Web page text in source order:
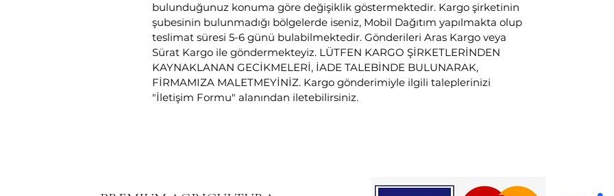
bulunduğunuz konuma göre değişiklik göstermektedir. Kargo şirketinin
şubesinin bulunmadığı bölgelerde iseniz, Mobil Dağıtım yapılmakta olup
teslimat süresi 5-6 günü bulabilmektedir. Gönderileri Aras Kargo veya
Sürat Kargo ile göndermekteyiz. LÜTFEN KARGO ŞİRKETLERİNDEN
KAYNAKLANAN GECİKMELERİ, İADE TALEBİNDE BULUNARAK,
FİRMAMIZA MALETMEYİNİZ. Kargo gönderimiyle ilgili taleplerinizi
"İletişim Formu" alanından iletebilirsiniz.